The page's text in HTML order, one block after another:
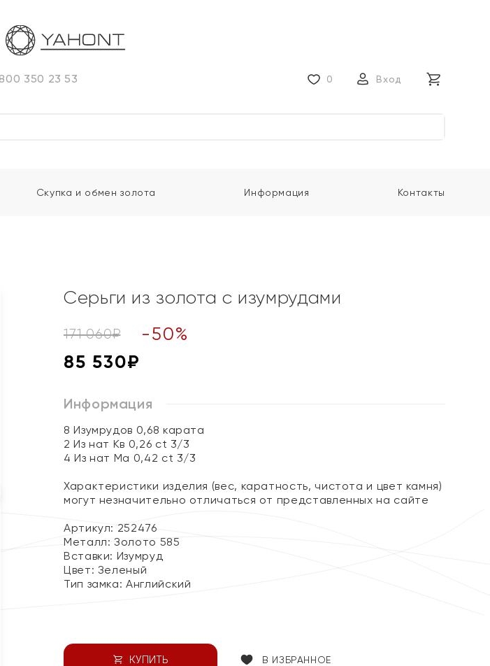
350 23 53 0 Вход
Скупка и обмен золота Информация Контакты
Серьги из золота с изумрудами
171 060₽ -50%
85 530₽
Информация
8 Изумрудов 0,68 карата
2 Из нат Кв 0,26 ct 3/3
4 Из нат Ма 0,42 ct 3/3
Характеристики изделия (вес, каратность, чистота и цвет камня)
могут незначительно отличаться от представленных на сайте
Артикул: 252476
Металл:Золото 585
Вставки: Изумруд
Цвет: Зеленый
Тип замка:Английский
КУПИТЬ В ИЗБРАННОЕ